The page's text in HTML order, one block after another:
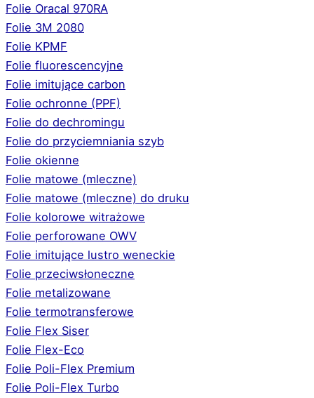
Folie Oracal 970RA
Folie 3M 2080
Folie KPMF
Folie fluorescencyjne
Folie imitujące carbon
Folie ochronne (PPF)
Folie do dechromingu
Folie do przyciemniania szyb
Folie okienne
Folie matowe (mleczne)
Folie matowe (mleczne) do druku
Folie kolorowe witrażowe
Folie perforowane OWV
Folie imitujące lustro weneckie
Folie przeciwsłoneczne
Folie metalizowane
Folie termotransferowe
Folie Flex Siser
Folie Flex-Eco
Folie Poli-Flex Premium
Folie Poli-Flex Turbo